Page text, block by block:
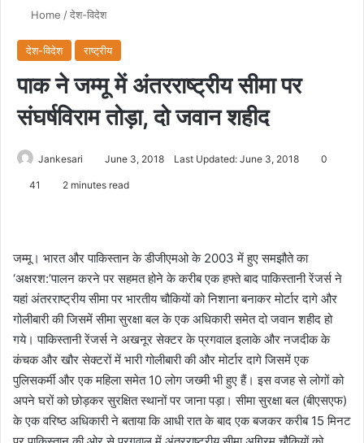
Home /देश-विदेश
देश-विदेश राष्ट्रीय
पाक ने जम्मू में अंतरराष्ट्रीय सीमा पर
संघर्षविराम तोड़ा, दो जवान शहीद
Jankesari June 3, 2018 Last Updated: June 3, 2018 0
41 2 minutes read
जम्मू। भारत और पाकिस्तान के डीजीएमओ के 2003 में हुए समझौते का
‘अक्षरश:’पालन करने पर सहमत होने के करीब एक हफ्ते बाद पाकिस्तानी रेंजर्स ने
यहां अंतरराष्ट्रीय सीमा पर भारतीय चौकियों को निशाना बनाकर मोर्टार दागे और
गोलीबारी की जिसमें सीमा सुरक्षा बल के एक अधिकारी समेत दो जवान शहीद हो
गये। पाकिस्तानी रेंजर्स ने अखनूर सेक्टर के प्रगवाल इलाके और नजदीक के
कंचक और खौर सेक्टरों में भारी गोलीबारी की और मोर्टार दागे जिसमें एक
पुलिसकर्मी और एक महिला समेत 10 लोग जख्मी भी हुए हैं। इस वजह से लोगों को
अपने घरों को छोड़कर सुरक्षित स्थानों पर जाना पड़ा। सीमा सुरक्षा बल (बीएसएफ)
के एक वरिष्ठ अधिकारी ने बताया कि आधी रात के बाद एक बजकर करीब 15 मिनट